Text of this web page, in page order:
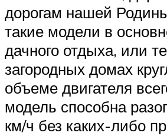
дорогам нашей
такие модели в
дачного отдыха, или
загородных домах
объеме двигателя
модель способна
км/ч без каких-либо